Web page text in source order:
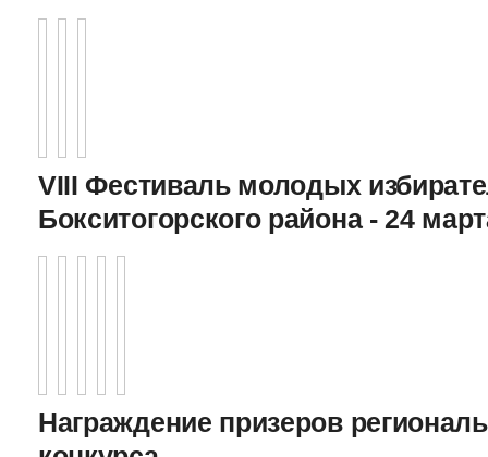
VIII Фестиваль молодых
Бокситогорского района - 24
Награждение призеров